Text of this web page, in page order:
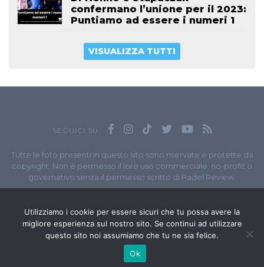
confermano l’unione per il 2023:
Puntiamo ad essere i numeri 1
VISUALIZZA TUTTI
SEGUICI SU
Tutte le foto presenti in questo sito sono riservate e protette da
copyright. Non è permesso il loro uso commerciale, no-profit o
governativo senza il permesso scritto di Padel Review.
// P.I. 11965351007
© Copyright 2020-2026 // Web Developer
Utilizziamo i cookie per essere sicuri che tu possa avere la
migliore esperienza sul nostro sito. Se continui ad utilizzare
questo sito noi assumiamo che tu ne sia felice.
Ok